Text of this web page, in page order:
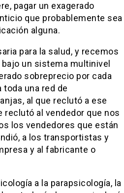
pagar un exagerado
que probablemente sea
alguna.
para la salud, y recemos
un sistema multinivel
sobreprecio por cada
una red de
al que reclutó a ese
reclutó al vendedor que nos
los vendedores que están
a los transportistas y
y al fabricante o
a la parapsicología, la